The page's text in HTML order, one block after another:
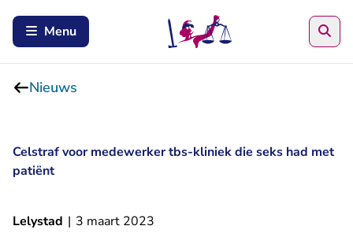
Menu
Nieuws
Celstraf voor medewerker tbs-kliniek die seks had met
patiënt
Lelystad | 3 maart 2023